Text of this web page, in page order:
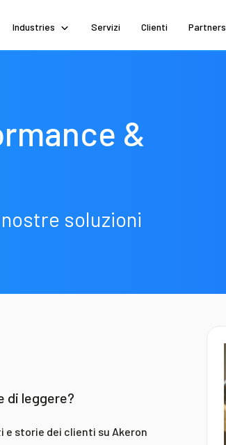
Industries Servizi Clienti Partners
&
soluzioni
di leggere?
e storie dei clienti su Akeron